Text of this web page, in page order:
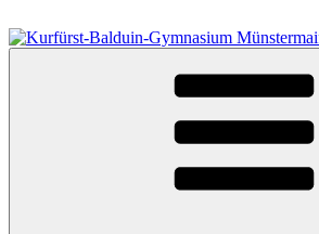
Inhalt
springen
Kurfürst-Balduin-Gymnasium Münstermaifeld